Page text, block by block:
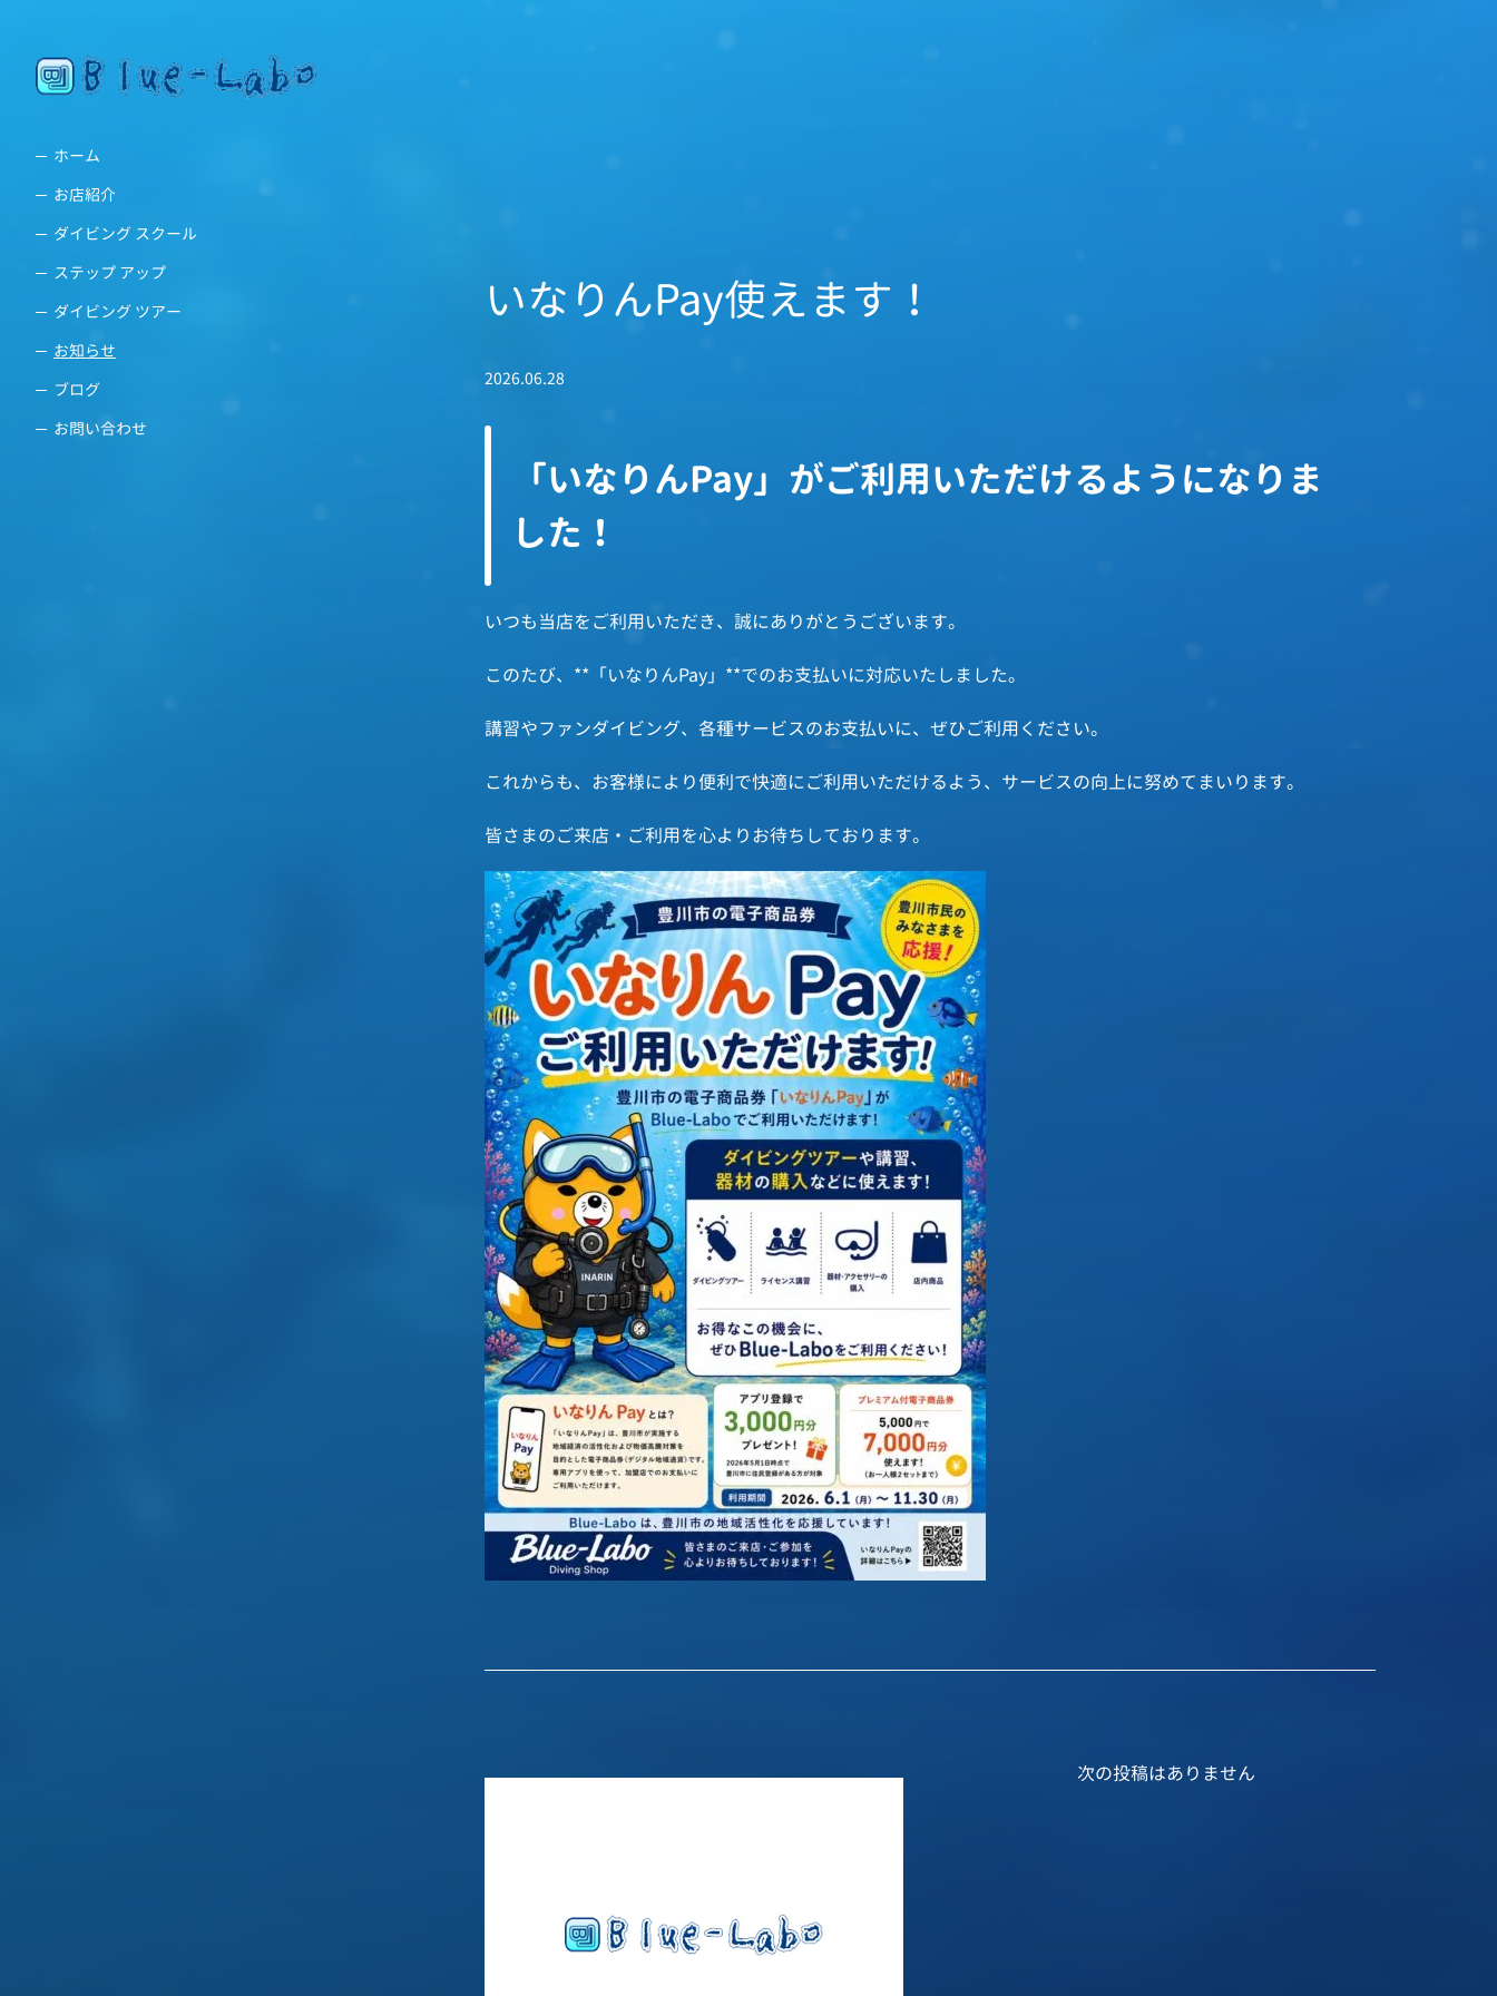
ホーム
お店紹介
ダイビング スクール
ステップ アップ
ダイビング ツアー
お知らせ
ブログ
お問い合わせ
いなりんPay使えます！
2026.06.28
「いなりんPay」がご利用いただけるようになりま
した！
いつも当店をご利用いただき、誠にありがとうございます。
このたび、**「いなりんPay」**でのお支払いに対応いたしました。
講習やファンダイビング、各種サービスのお支払いに、ぜひご利用ください。
これからも、お客様により便利で快適にご利用いただけるよう、サービスの向上に努めてまいります。
皆さまのご来店・ご利用を心よりお待ちしております。
次の投稿はありません